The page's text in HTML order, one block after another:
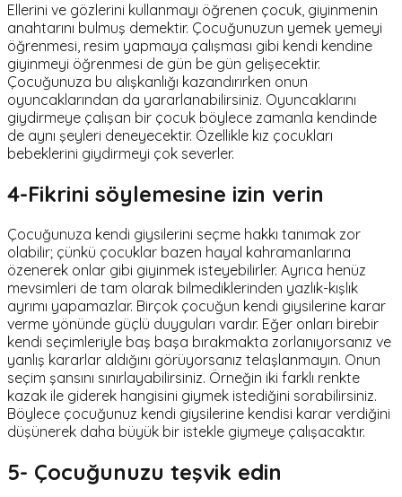
Ellerini ve gözlerini kullanmayı öğrenen çocuk, giyinmenin
anahtarını bulmuş demektir. Çocuğunuzun yemek yemeyi
öğrenmesi, resim yapmaya çalışması gibi kendi kendine
giyinmeyi öğrenmesi de gün be gün gelişecektir.
Çocuğunuza bu alışkanlığı kazandırırken onun
oyuncaklarından da yararlanabilirsiniz. Oyuncaklarını
giydirmeye çalışan bir çocuk böylece zamanla kendinde
de aynı şeyleri deneyecektir. Özellikle kız çocukları
bebeklerini giydirmeyi çok severler.
4-Fikrini söylemesine izin verin
Çocuğunuza kendi giysilerini seçme hakkı tanımak zor
olabilir; çünkü çocuklar bazen hayal kahramanlarına
özenerek onlar gibi giyinmek isteyebilirler. Ayrıca henüz
mevsimleri de tam olarak bilmediklerinden yazlık-kışlık
ayrımı yapamazlar. Birçok çocuğun kendi giysilerine karar
verme yönünde güçlü duyguları vardır. Eğer onları birebir
kendi seçimleriyle baş başa bırakmakta zorlanıyorsanız ve
yanlış kararlar aldığını görüyorsanız telaşlanmayın. Onun
seçim şansını sınırlayabilirsiniz. Örneğin iki farklı renkte
kazak ile giderek hangisini giymek istediğini sorabilirsiniz.
Böylece çocuğunuz kendi giysilerine kendisi karar verdiğini
düşünerek daha büyük bir istekle giymeye çalışacaktır.
5- Çocuğunuzu teşvik edin